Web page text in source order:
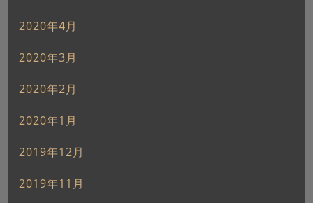
2020年4月
2020年3月
2020年2月
2020年1月
2019年12月
2019年11月